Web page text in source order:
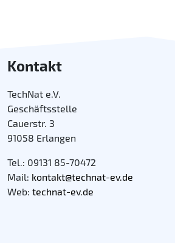
Kontakt
TechNat e.V.
Geschäftsstelle
Cauerstr. 3
91058 Erlangen
Tel.: 09131 85-70472
Mail: kontakt@technat-ev.de
Web: technat-ev.de